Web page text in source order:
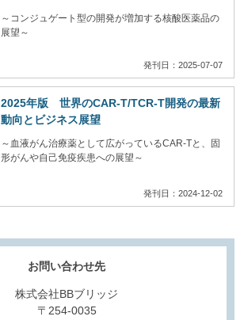
～コンジュゲート型の開発が増加する核酸医薬品の
展望～
発刊日：2025-07-07
2025年版 世界のCAR-T/TCR-T開発の最新
動向とビジネス展望
～血液がん治療薬として広がっているCAR-Tと、固
形がんや自己免疫疾患への展望～
発刊日：2024-12-02
お問い合わせ先
株式会社BBブリッジ
〒254-0035